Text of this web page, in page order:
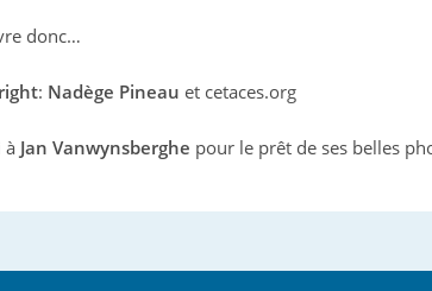
donc…
: Nadège Pineau et cetaces.org
à Jan Vanwynsberghe pour le prêt de ses belles